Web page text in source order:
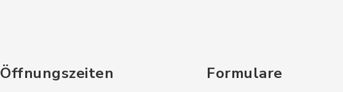
Öffnungszeiten Formulare